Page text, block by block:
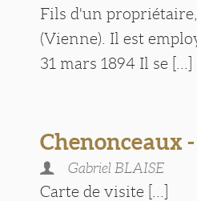
Fils d'un
(Vienne). Il est
31 mars 1894 Il se [...]
Chenonceaux
Gabriel BLAISE
Carte de visite [...]